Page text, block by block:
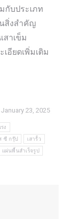
กับประเภท
สิ่งสำคัญ
าเข็ม
อียดเพิ่มเติม
January 23, 2025
ง
ซี กรุ๊ป เสารั้ว
แผ่นพื้นสำเร็จรูป